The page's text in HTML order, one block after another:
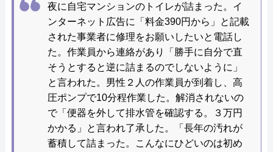
夜に自宅マンションのトイレが詰まった。イ
ンターネット広告に「料金390円から」と記載
された事業者に修理をお願いしたいと電話し
た。作業員から連絡があり「勝手に自分で直
そうとすると逆に詰まるのでしないように」
と言われた。男性２人の作業員が到着し、高
圧ポンプで10分程作業した。解消されないの
で「便器を外して排水管を確認する。３万円
かかる」と言われ了承した。「長年の汚れが
蓄積して詰まった。こんなにひどいのは初め